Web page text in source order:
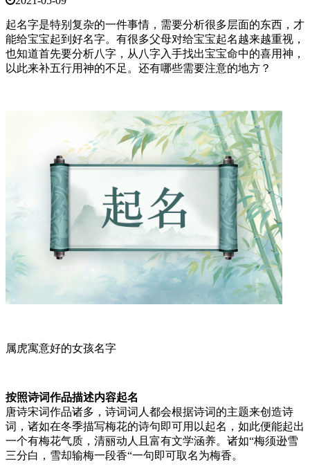
起名字是特别复杂的一件事情，需要分析很多层面的东西，才
能给宝宝起到好名字。有很多父母对给宝宝起名越来越重视，
也知道首先要分析八字，从八字入手找出宝宝命中的喜用神，
以此来补五行用神的不足。还有哪些需要注意的地方？
属虎寓意好的女孩名字
按照诗词作品描述内容起名
唐诗宋词作品诸多，诗词词人都会根据诗词的主题来创造诗
词，诸如在冬季描写梅花的诗句即可用以起名，如此便能起出
一个有梅花气质，清丽动人且富有文学涵养。诸如“梅须逊雪
三分白，雪却输梅一段香“一句即可取名为梅香。